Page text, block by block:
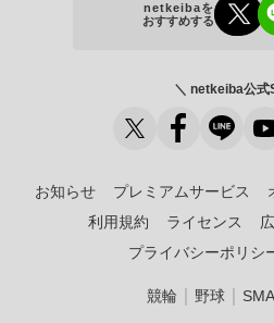
netkeibaを
おすすめする
＼ netkeiba公式
お知らせ プレミアムサービス
利用規約
ライセンス
プライバシーポリシ
競輪 野球｜